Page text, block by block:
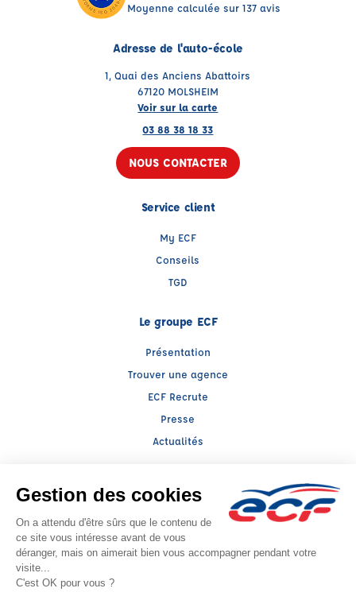
Moyenne calculée sur 137 avis
Adresse de l'auto-école
1, Quai des Anciens Abattoirs
67120 MOLSHEIM
Voir sur la carte
03 88 38 18 33
NOUS CONTACTER
Service client
My ECF
Conseils
TGD
Le groupe ECF
Présentation
Trouver une agence
ECF Recrute
Presse
Actualités
Facebook (nouvelle fenêtre)
Instagram (nouvelle fenêtre)
LinkedIn (nouvelle fenêtre)
TikTok (nouvelle fenêtre)
Raison sociale : LLERENA ALSACE - Capital social: 100000€
SIREN: 393817259 - Numéro de TVA intracommunautaire: FR 34 393817259
Agrément n°E1206700160